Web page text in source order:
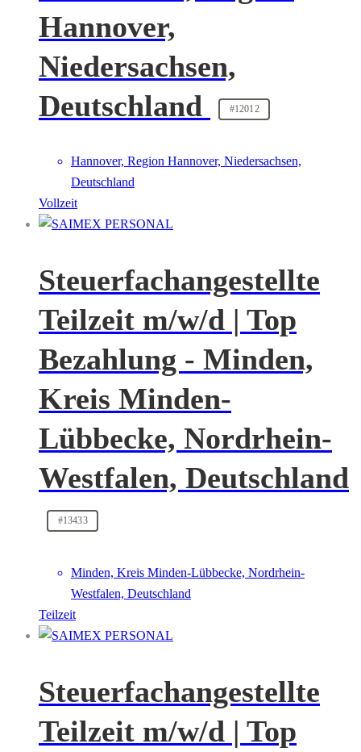
Hannover,
Niedersachsen,
Deutschland
#12012
Hannover, Region Hannover, Niedersachsen,
Deutschland
Vollzeit
Steuerfachangestellte
Teilzeit m/w/d | Top
Bezahlung - Minden,
Kreis Minden-
Lübbecke, Nordrhein-
Westfalen, Deutschland
#13433
Minden, Kreis Minden-Lübbecke, Nordrhein-
Westfalen, Deutschland
Teilzeit
Steuerfachangestellte
Teilzeit m/w/d | Top